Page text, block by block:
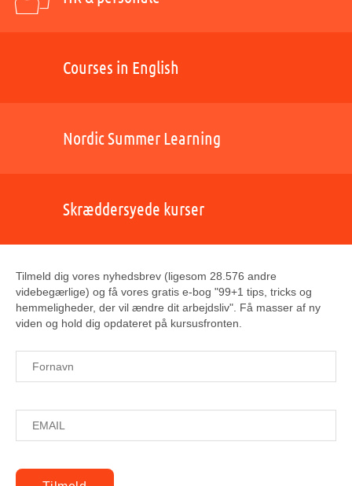
Courses in English
Nordic Summer Learning
Skræddersyede kurser
Tilmeld dig vores nyhedsbrev (ligesom 28.576 andre
videbegærlige) og få vores gratis e-bog "99+1 tips, tricks og
hemmeligheder, der vil ændre dit arbejdsliv". Få masser af ny
viden og hold dig opdateret på kursusfronten.